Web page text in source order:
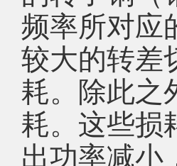
频率所对应
较大的转差
耗。除此之
耗。这些损
出功率减小